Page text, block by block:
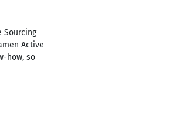
Sourcing
Active
how, so